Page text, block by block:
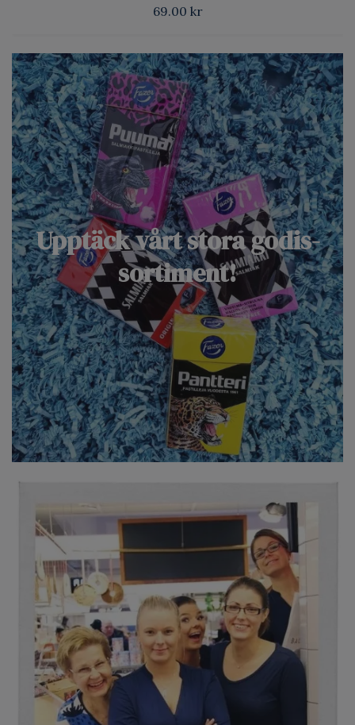
Upptäck vårt stora godis-
sortiment!
69.00 kr